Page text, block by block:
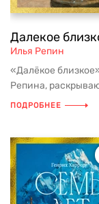
Далекое
Илья Репин
«Далёкое
Репина,
ПОДРОБНЕЕ